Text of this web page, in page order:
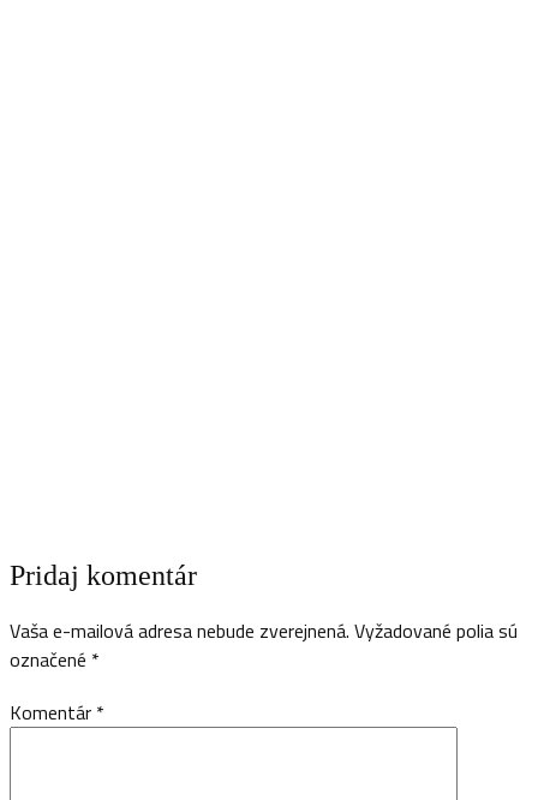
Pridaj komentár
Vaša e-mailová adresa nebude zverejnená. Vyžadované polia sú
označené *
Komentár *